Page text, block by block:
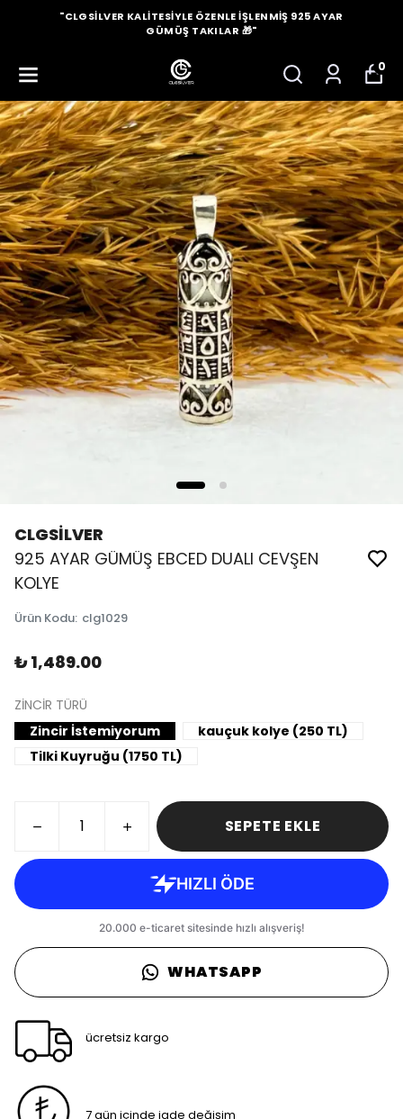
"CLGSILVER KALITESIYLE ÖZENLE İŞLENMIŞ 925 AYAR
GÜMÜŞ TAKILAR 🎁"
0
CLGSİLVER
925 AYAR GÜMÜŞ EBCED DUALI CEVŞEN
KOLYE
Ürün Kodu: clg1029
₺ 1,489.00
ZİNCİR TÜRÜ
Zincir İstemiyorum
kauçuk kolye (250 TL)
Tilki Kuyruğu (1750 TL)
SEPETE EKLE
WHATSAPP
ücretsiz kargo
7 gün içinde iade değişim